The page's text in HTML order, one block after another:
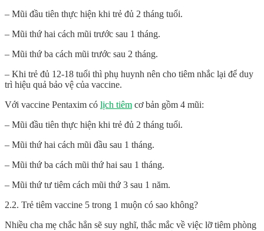
– Mũi đầu tiên thực hiện khi trẻ đủ 2 tháng tuổi.
– Mũi thứ hai cách mũi trước sau 1 tháng.
– Mũi thứ ba cách mũi trước sau 2 tháng.
– Khi trẻ đủ 12-18 tuổi thì phụ huynh nên cho tiêm nhắc lại để duy
trì hiệu quả bảo vệ của vaccine.
Với vaccine Pentaxim có lịch tiêm cơ bản gồm 4 mũi:
– Mũi đầu tiên thực hiện khi trẻ đủ 2 tháng tuổi.
– Mũi thứ hai cách mũi đầu sau 1 tháng.
– Mũi thứ ba cách mũi thứ hai sau 1 tháng.
– Mũi thứ tư tiêm cách mũi thứ 3 sau 1 năm.
2.2. Trẻ tiêm vaccine 5 trong 1 muộn có sao không?
Nhiều cha mẹ chắc hẳn sẽ suy nghĩ, thắc mắc về việc lỡ tiêm phòng